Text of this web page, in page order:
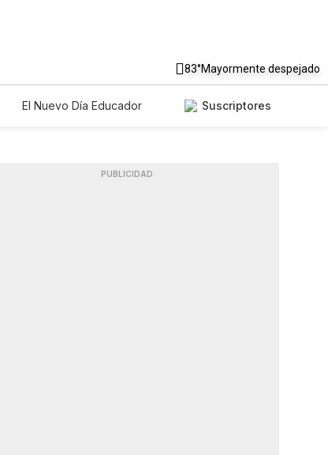
83°Mayormente despejado
El Nuevo Día Educador
Suscriptores
PUBLICIDAD